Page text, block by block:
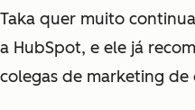
Taka quer muito
a HubSpot, e ele já
colegas de marketing de